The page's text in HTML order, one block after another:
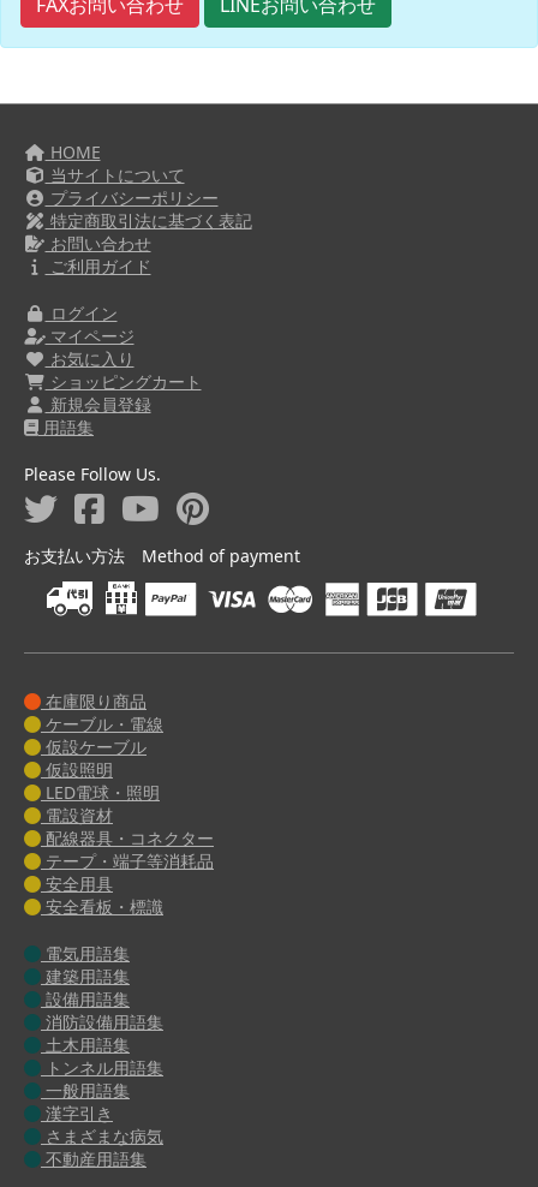
HOME
当サイトについて
プライバシーポリシー
特定商取引法に基づく表記
お問い合わせ
ご利用ガイド
ログイン
マイページ
お気に入り
ショッピングカート
新規会員登録
用語集
Please Follow Us.
お支払い方法 Method of payment
在庫限り商品
ケーブル・電線
仮設ケーブル
仮設照明
LED電球・照明
電設資材
配線器具・コネクター
テープ・端子等消耗品
安全用具
安全看板・標識
電気用語集
建築用語集
設備用語集
消防設備用語集
土木用語集
トンネル用語集
一般用語集
漢字引き
さまざまな病気
不動産用語集